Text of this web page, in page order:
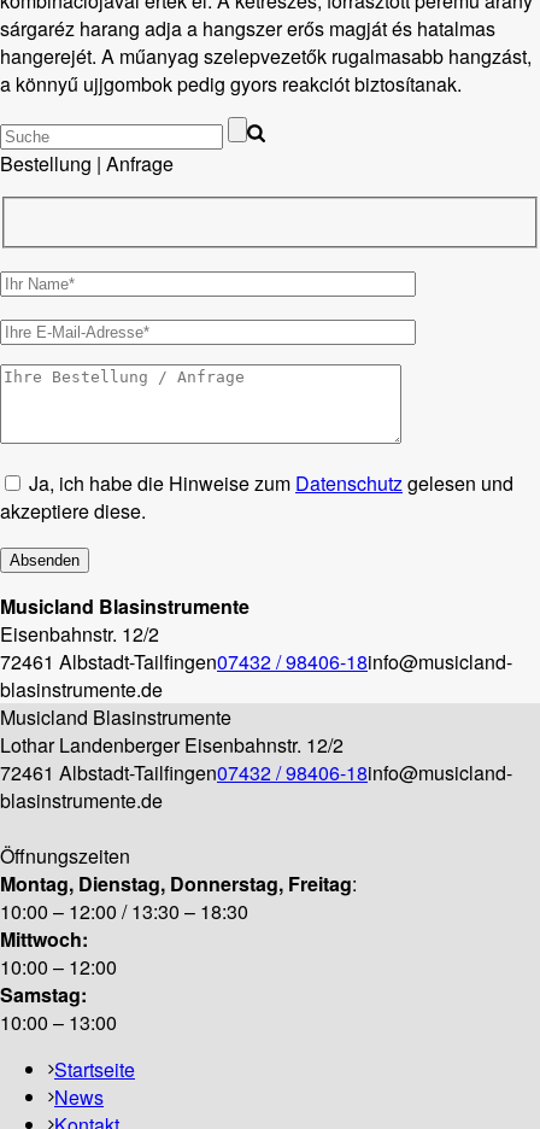
sárgaréz harang adja a hangszer erős magját és hatalmas
hangerejét. A műanyag szelepvezetők rugalmasabb hangzást,
a könnyű ujjgombok pedig gyors reakciót biztosítanak.
Bestellung | Anfrage
Ja, ich habe die Hinweise zum Datenschutzgelesen und
akzeptiere diese.
Musicland Blasinstrumente
Eisenbahnstr. 12/2
72461 Albstadt-Tailfingen07432 / 98406-18info@musicland-
blasinstrumente.de
Musicland Blasinstrumente
Lothar Landenberger Eisenbahnstr. 12/2
72461 Albstadt-Tailfingen07432 / 98406-18info@musicland-
blasinstrumente.de
Öffnungszeiten
Montag, Dienstag, Donnerstag, Freitag:
10:00 – 12:00 / 13:30 – 18:30
Mittwoch:
10:00 – 12:00
Samstag:
10:00 – 13:00
Startseite
News